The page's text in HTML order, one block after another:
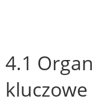
4.1
kluczowe